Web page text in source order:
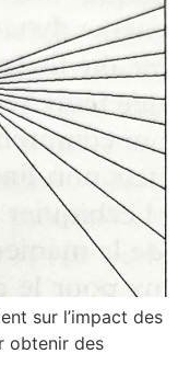
sur l’impact des
obtenir des